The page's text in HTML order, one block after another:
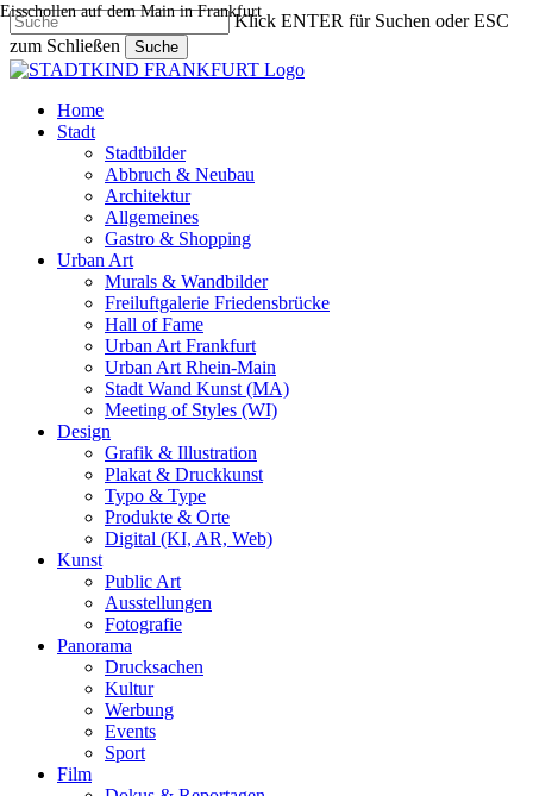
Skip
to
main
content
Klick ENTER für Suchen oder ESC
zum Schließen
Suche
Close
search
Menu
Home
Stadt
Stadtbilder
Abbruch & Neubau
Architektur
Allgemeines
Gastro & Shopping
Urban Art
Murals & Wandbilder
Freiluftgalerie Friedensbrücke
Hall of Fame
Urban Art Frankfurt
Urban Art Rhein-Main
Stadt Wand Kunst (MA)
Meeting of Styles (WI)
Design
Grafik & Illustration
Plakat & Druckkunst
Typo & Type
Produkte & Orte
Digital (KI, AR, Web)
Kunst
Public Art
Ausstellungen
Fotografie
Panorama
Drucksachen
Kultur
Werbung
Events
Sport
Film
Eisschollen auf dem Main in Frankfurt